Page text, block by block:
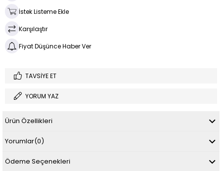
İstek Listeme Ekle
Karşılaştır
Fiyat Düşünce Haber Ver
TAVSIYE ET
YORUM YAZ
Ürün Özellikleri
Yorumlar(0)
Ödeme Seçenekleri